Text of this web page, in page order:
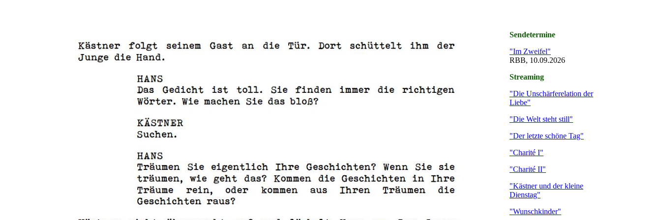
Sendetermine
"Im Zweifel"
RBB, 10.09.2026
Streaming
"Die Unschärferelation der
Liebe"
"Die Welt steht still"
"Der letzte schöne Tag"
"Charité I"
"Charité II"
"Kästner und der kleine
Dienstag"
"Wunschkinder"